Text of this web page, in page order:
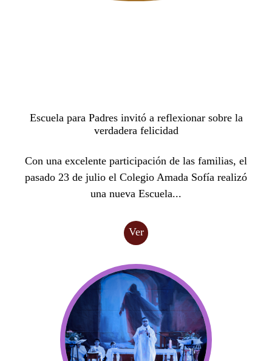
Escuela para Padres invitó a reflexionar sobre la
verdadera felicidad
Con una excelente participación de las familias, el
pasado 23 de julio el Colegio Amada Sofía realizó
una nueva Escuela...
Ver